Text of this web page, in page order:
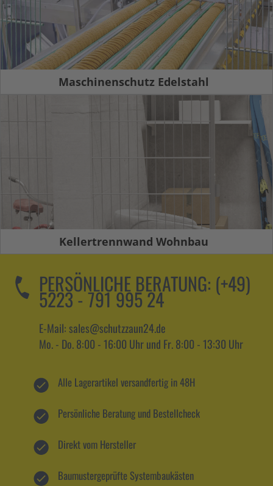
Maschinenschutz Edelstahl
Kellertrennwand Wohnbau
PERSÖNLICHE BERATUNG: (+49)
5223 - 791 995 24
E-Mail: sales@schutzzaun24.de
Mo. - Do. 8:00 - 16:00 Uhr und Fr. 8:00 - 13:30 Uhr
Alle Lagerartikel versandfertig in 48H
Persönliche Beratung und Bestellcheck
Direkt vom Hersteller
Baumustergeprüfte Systembaukästen